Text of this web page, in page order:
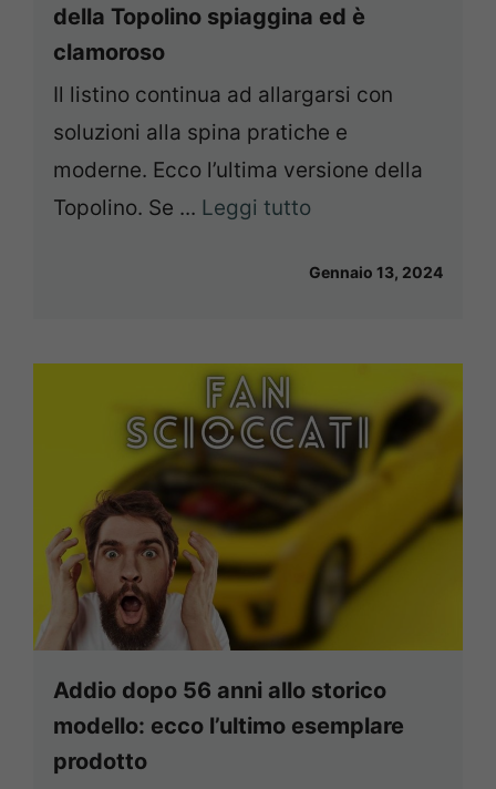
della Topolino spiaggina ed è
clamoroso
Il listino continua ad allargarsi con
soluzioni alla spina pratiche e
moderne. Ecco l’ultima versione della
Topolino. Se ... Leggi tutto
Gennaio 13, 2024
Addio dopo 56 anni allo storico
modello: ecco l’ultimo esemplare
prodotto